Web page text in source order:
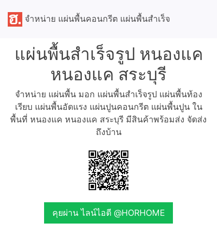
จำหน่าย แผ่นพื้นคอนกรีต แผ่นพื้นสำเร็จ
แผ่นพื้นสำเร็จรูป หนองแค
หนองแค สระบุรี
จำหน่าย แผ่นพื้น มอก แผ่นพื้นสำเร็จรูป แผ่นพื้นท้อง
เรียบ แผ่นพื้นอัดแรง แผ่นปูนคอนกรีต แผ่นพื้นปูน ใน
พื้นที่ หนองแค หนองแค สระบุรี มีสินค้าพร้อมส่ง จัดส่ง
ถึงบ้าน
คุยผ่าน ไลน์ไอดี @HORHOME